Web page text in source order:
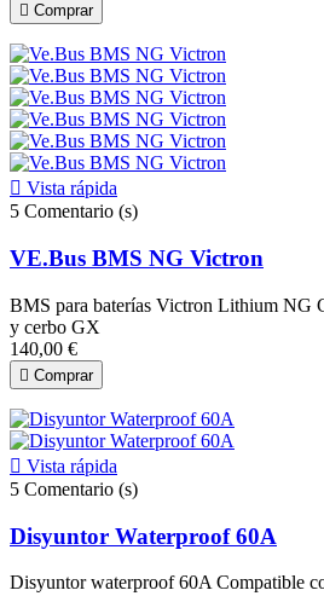
 Comprar
 Vista rápida
5 Comentario (s)
VE.Bus BMS NG Victron
BMS para baterías Victron Lithium NG
y cerbo GX
140,00 €
 Comprar
 Vista rápida
5 Comentario (s)
Disyuntor Waterproof 60A
Disyuntor waterproof 60A Compatible